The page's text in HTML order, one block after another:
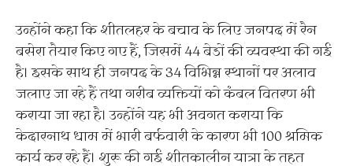
उन्होंने कहा कि शीतलहर के बचाव के लिए जनपद में रैन
बसेरा तैयार किए गए हैं, जिसमें 44 बेडों की व्यवस्था की गई
है। इसके साथ ही जनपद के 34 विभिन्न स्थानों पर अलाव
जलाए जा रहे हैं तथा गरीब व्यक्तियों को कंबल वितरण भी
कराया जा रहा है। उन्होंने यह भी अवगत कराया कि
केदारनाथ धाम में भारी बर्फवारी के कारण भी 100 श्रमिक
कार्य कर रहे हैं। शुरू की गई शीतकालीन यात्रा के तहत